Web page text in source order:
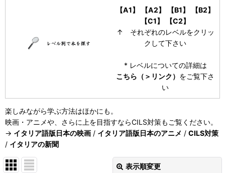
【A1】 【A2】 【B1】
【B2】
【C1】
【C2】
↑ それぞれのレベルをクリッ
クして下さい
* レベルについての詳細は
こちら（＞リンク） をご覧下さ
い
楽しみながら学ぶ方法はほかにも。
映画・アニメや、さらに上を目指すならCILS対策もご覧ください。
→ イタリア語版日本の映画 / イタリア語版日本のアニメ / CILS対策
/ イタリアの新聞
表示順変更